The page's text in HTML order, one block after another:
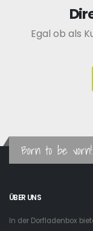
Egal ob als
Born to be vorn!
ÜBER UNS
In der Dorfladenbox